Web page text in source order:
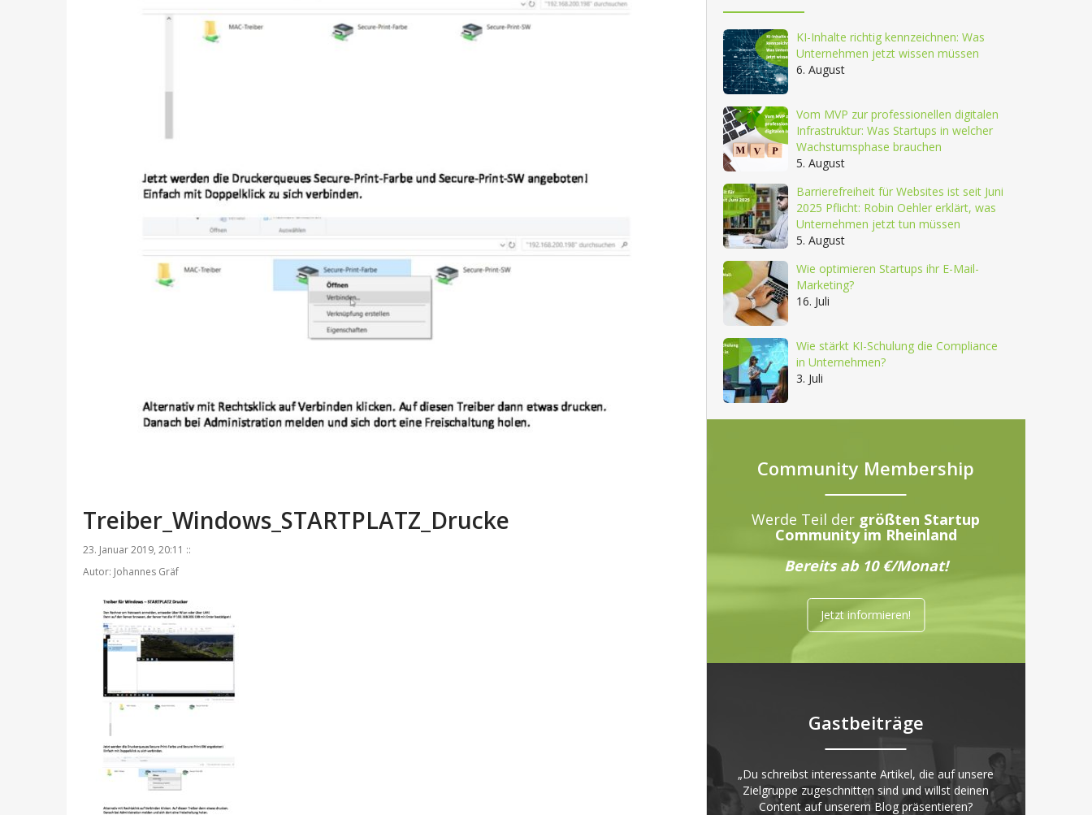
Treiber_Windows_STARTPLATZ_Drucke
23. Januar 2019, 20:11 ::
Autor: Johannes Gräf
KI-Inhalte richtig kennzeichnen: Was
Unternehmen jetzt wissen müssen
6. August
Vom MVP zur professionellen digitalen
Infrastruktur: Was Startups in welcher
Wachstumsphase brauchen
5. August
Barrierefreiheit für Websites ist seit Juni
2025 Pflicht: Robin Oehler erklärt, was
Unternehmen jetzt tun müssen
5. August
Wie optimieren Startups ihr E-Mail-
Marketing?
16. Juli
Wie stärkt KI-Schulung die Compliance
in Unternehmen?
3. Juli
Community Membership
Werde Teil der größten Startup
Community im Rheinland
Bereits ab 10 €/Monat!
Jetzt informieren!
Gastbeiträge
„Du schreibst interessante Artikel, die auf unsere
Zielgruppe zugeschnitten sind und willst deinen
Content auf unserem Blog präsentieren?